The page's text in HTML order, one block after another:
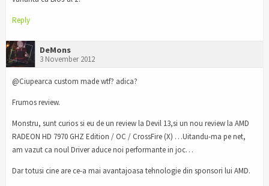
Reply
DeMons
3 November 2012
@Ciupearca custom made wtf? adica?
Frumos review.
Monstru, sunt curios si eu de un review la Devil 13,si un nou review la AMD
RADEON HD 7970 GHZ Edition / OC / CrossFire (X) …Uitandu-ma pe net,
am vazut ca noul Driver aduce noi performante in joc…
Dar totusi cine are ce-a mai avantajoasa tehnologie din sponsori lui AMD.